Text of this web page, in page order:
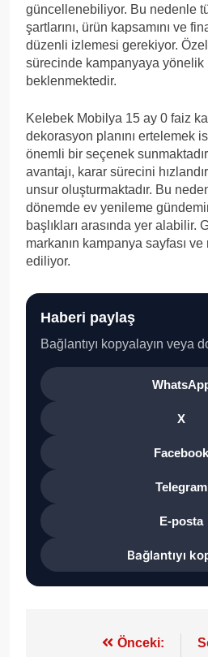
güncellenebiliyor. Bu nedenle
şartlarını, ürün kapsamını ve
düzenli izlemesi gerekiyor.
sürecinde kampanyaya yönelik
beklenmektedir.
Kelebek Mobilya 15 ay 0 faiz
dekorasyon planını ertelemek
önemli bir seçenek sunmaktadır.
avantajı, karar sürecini
unsur oluşturmaktadır. Bu
dönemde ev yenileme
başlıkları arasında yer alabilir.
markanın kampanya sayfası
ediliyor.
Haberi paylaş
Bağlantıyı kopyalayın veya
X
Facebook
Telegram
E-posta
Bağlantıyı
Önceki: